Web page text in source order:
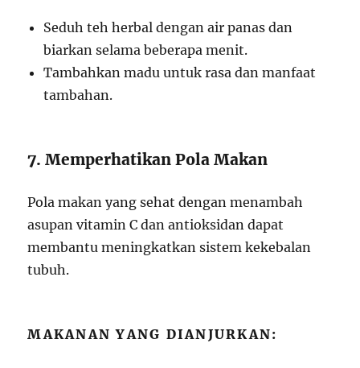
Seduh teh herbal dengan air panas dan
biarkan selama beberapa menit.
Tambahkan madu untuk rasa dan manfaat
tambahan.
7. Memperhatikan Pola Makan
Pola makan yang sehat dengan menambah
asupan vitamin C dan antioksidan dapat
membantu meningkatkan sistem kekebalan
tubuh.
MAKANAN YANG DIANJURKAN: